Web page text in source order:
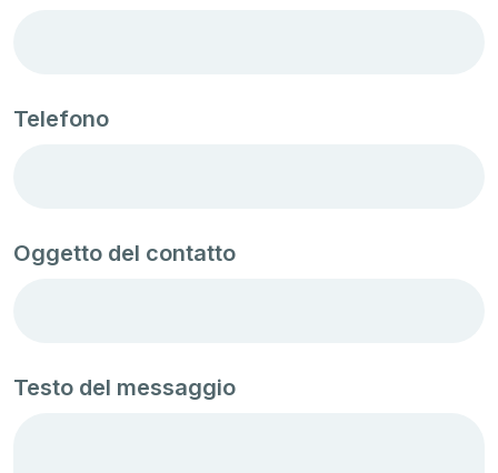
Telefono
Oggetto del contatto
Testo del messaggio